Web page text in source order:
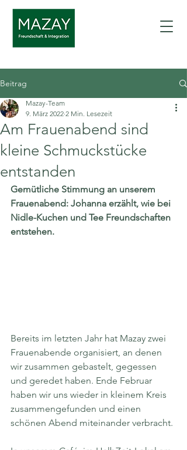
Beitrag
Am Frauenabend sind
kleine Schmuckstücke
entstanden
Mazay-Team
9. März 2022 2 Min. Lesezeit
Gemütliche Stimmung an unserem
Frauenabend: Johanna erzählt, wie bei
Nidle-Kuchen und Tee Freundschaften
entstehen.
Bereits im letzten Jahr hat Mazay zwei
Frauenabende organisiert, an denen
wir zusammen gebastelt, gegessen
und geredet haben. Ende Februar
haben wir uns wieder in kleinem Kreis
zusammengefunden und einen
schönen Abend miteinander verbracht.